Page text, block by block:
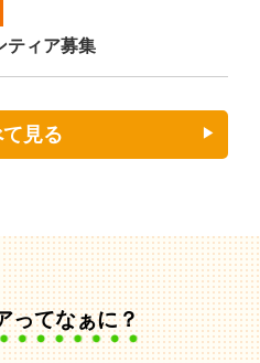
ティア募集
見る
ってなぁに？